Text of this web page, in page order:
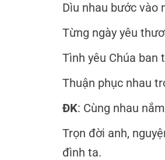
Dìu nhau bước vào
Từng ngày yêu
Tình yêu Chúa ban
Thuận phục nhau
ĐK: Cùng nhau
Trọn đời anh,
đình ta.